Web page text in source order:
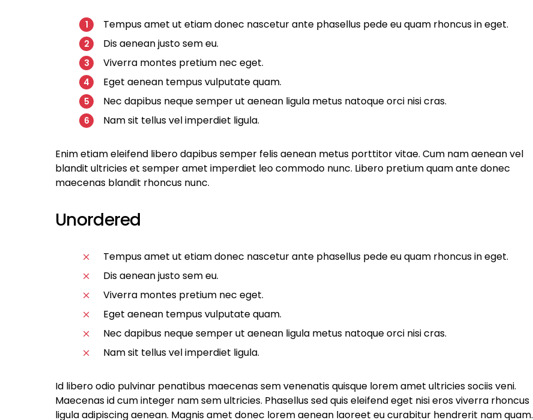
Tempus amet ut etiam donec nascetur ante phasellus pede eu quam rhoncus in eget.
Dis aenean justo sem eu.
Viverra montes pretium nec eget.
Eget aenean tempus vulputate quam.
Nec dapibus neque semper ut aenean ligula metus natoque orci nisi cras.
Nam sit tellus vel imperdiet ligula.
Enim etiam eleifend libero dapibus semper felis aenean metus porttitor vitae. Cum nam aenean vel
blandit ultricies et semper amet imperdiet leo commodo nunc. Libero pretium quam ante donec
maecenas blandit rhoncus nunc.
Unordered
Tempus amet ut etiam donec nascetur ante phasellus pede eu quam rhoncus in eget.
Dis aenean justo sem eu.
Viverra montes pretium nec eget.
Eget aenean tempus vulputate quam.
Nec dapibus neque semper ut aenean ligula metus natoque orci nisi cras.
Nam sit tellus vel imperdiet ligula.
Id libero odio pulvinar penatibus maecenas sem venenatis quisque lorem amet ultricies sociis veni.
Maecenas id cum integer nam sem ultricies. Phasellus sed quis eleifend eget nisi eros viverra rhoncus
ligula adipiscing aenean. Magnis amet donec lorem aenean laoreet eu curabitur hendrerit nam quam.